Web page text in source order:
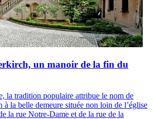
un manoir de la fin du
la tradition populaire attribue le nom de
à la belle demeure située non loin de l’église
la rue Notre-Dame et de la rue de la